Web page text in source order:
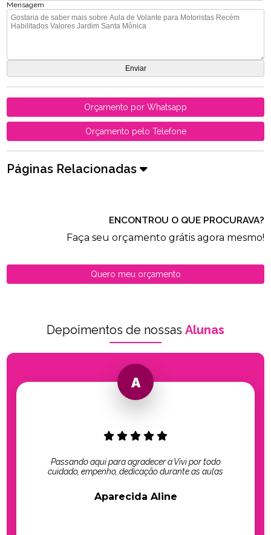
Mensagem
Orçamento por Whatsapp
Orçamento pelo Telefone
Páginas Relacionadas
ENCONTROU O QUE PROCURAVA?
Faça seu orçamento grátis agora mesmo!
Quero meu orçamento
Depoimentos de nossas Alunas
Passando aqui para agradecer a Vivi por todo
cuidado, empenho, dedicação durante as aulas
Aparecida Aline